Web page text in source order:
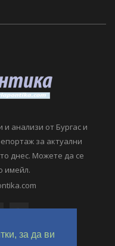
за да ви
анализи от Бургас и
за актуални
днес. Можете да се
имейл.